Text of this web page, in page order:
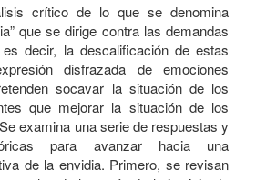
crítico de lo que se denomina
que se dirige contra las demandas
decir, la descalificación de estas
disfrazada de emociones
socavar la situación de los
que mejorar la situación de los
examina una serie de respuestas y
para avanzar hacia una
de la envidia. Primero, se revisan